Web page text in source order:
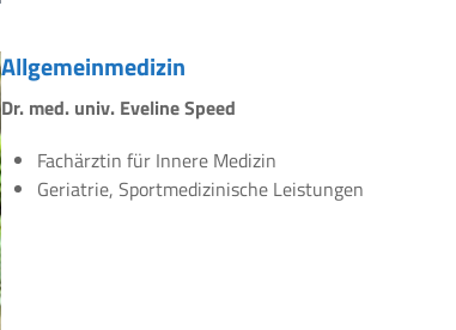
Allgemeinmedizin
Dr. med. univ. Eveline Speed
Fachärztin für Innere Medizin
Geriatrie, Sportmedizinische Leistungen